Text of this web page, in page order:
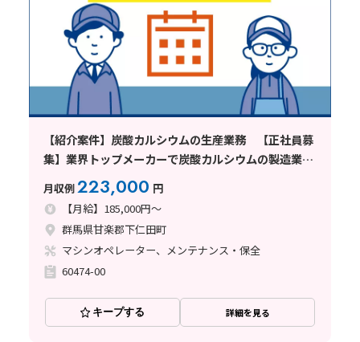
【紹介案件】炭酸カルシウムの生産業務 【正社員募
集】業界トップメーカーで炭酸カルシウムの製造業務
月収例223,000 円
【月給】185,000円～
群馬県甘楽郡下仁田町
マシンオペレーター、メンテナンス・保全
60474-00
キープする 詳細を見る